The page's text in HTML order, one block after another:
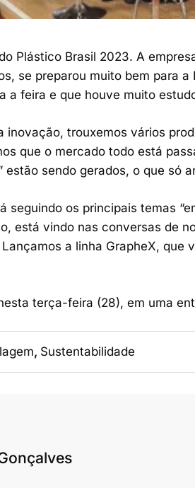
Plástico Brasil 2023. A
se preparou muito bem para
a feira e que houve muito
inovação, trouxemos vários
que o mercado todo está
sendo gerados, o que só
seguindo os principais temas
está vindo nas conversas de
a linha GrapheX,
terça-feira (28), em uma
, Sustentabilidade